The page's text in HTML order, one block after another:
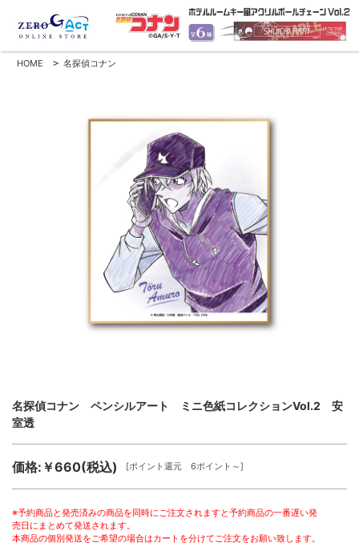
HOME > 名探偵コナン
名探偵コナン ペンシルアート ミニ色紙コレクションVol.2 安
室透
価格:￥660(税込) [ポイント還元 6ポイント～]
※予約商品と発売済みの商品を同時にご注文されますと予約商品の一番遅い発
売日にまとめて発送されます。
本商品の個別発送をご希望の場合はカートを分けてご注文をお願い致します。